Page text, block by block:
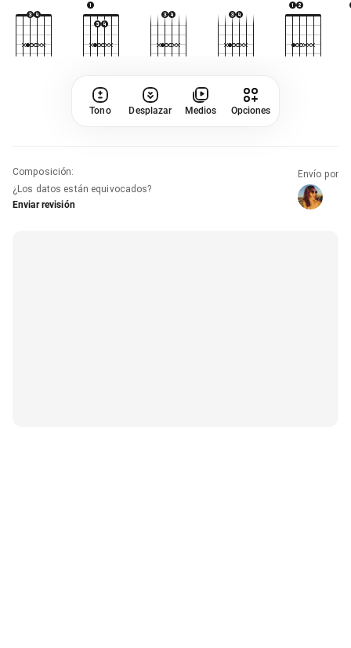
Tono Desplazar Medios Opciones
Composición:
¿Los datos están equivocados?
Enviar revisión
Envío por